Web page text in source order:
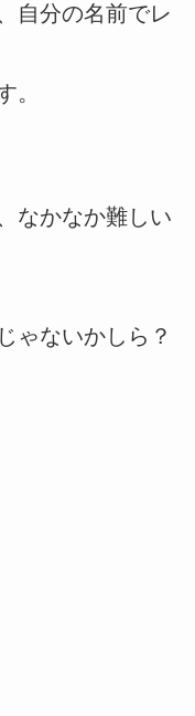
自分の名前でレ
。
なかなか難しい
ゃないかしら？